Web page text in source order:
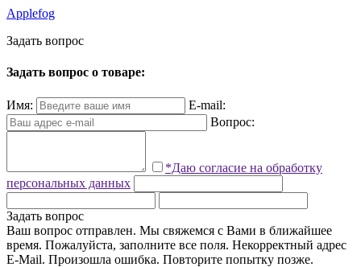
Applefog
Задать вопрос
Задать вопрос о товаре:
Имя:
E-mail:
Вопрос:
*Даю согласие на обработку
персональных данных
Задать вопрос
Ваш вопрос отправлен. Мы свяжемся с Вами в ближайшее
время. Пожалуйста, заполните все поля. Некорректный адрес
E-Mail. Произошла ошибка. Повторите попытку позже.